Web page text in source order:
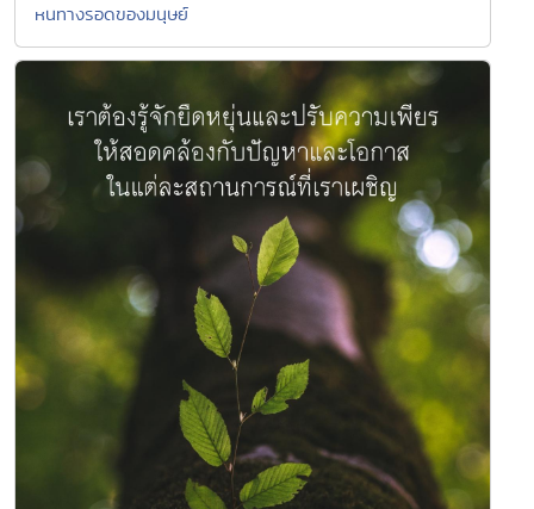
หนทางรอดของมนุษย์